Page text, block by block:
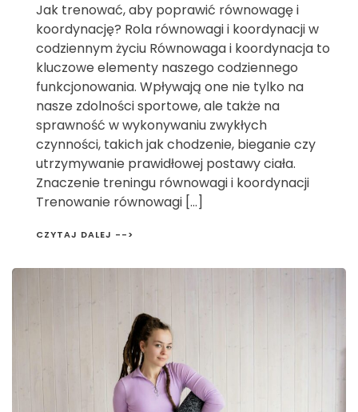
Jak trenować, aby poprawić równowagę i
koordynację? Rola równowagi i koordynacji w
codziennym życiu Równowaga i koordynacja to
kluczowe elementy naszego codziennego
funkcjonowania. Wpływają one nie tylko na
nasze zdolności sportowe, ale także na
sprawność w wykonywaniu zwykłych
czynności, takich jak chodzenie, bieganie czy
utrzymywanie prawidłowej postawy ciała.
Znaczenie treningu równowagi i koordynacji
Trenowanie równowagi […]
CZYTAJ DALEJ -->